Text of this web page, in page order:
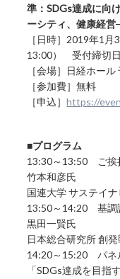
準：SDGs達成に向
ーシティ、健康経営
［日時］2019年1
13:00） 受付締切
［会場］日経ホー
［参加費］無料
［申込］https://
■プログラム
13:30～13:50 ご挨
竹本和彦氏
国連大学 サステイ
13:50～14:20 基調
黒田一賢氏
日本総合研究所 創
14:20～15:20 パネ
「SDGs達成を目指